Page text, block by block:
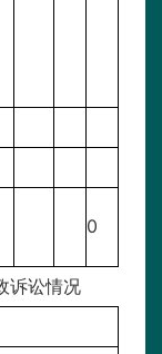
0
诉讼情况